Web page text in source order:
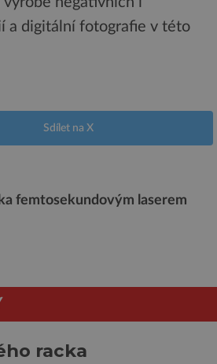
a digitální fotografie v této
Sdílet na X
femtosekundovým laserem
racka